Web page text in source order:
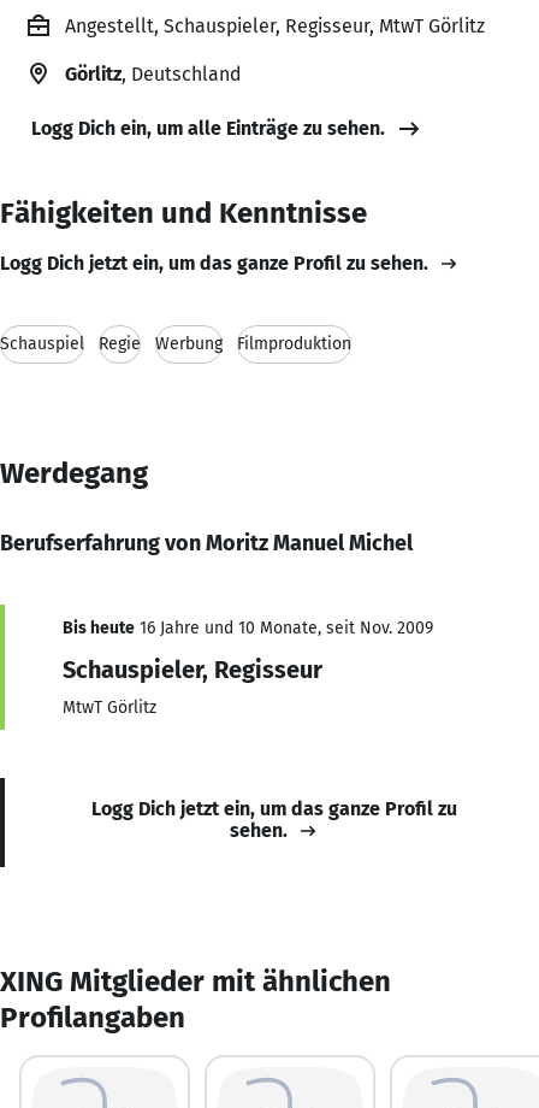
Angestellt, Schauspieler, Regisseur, MtwT Görlitz
Görlitz, Deutschland
Logg Dich ein, um alle Einträge zu sehen.
Fähigkeiten und Kenntnisse
Logg Dich jetzt ein, um das ganze Profil zu sehen.
Schauspiel Regie Werbung Filmproduktion
Werdegang
Berufserfahrung von Moritz Manuel Michel
Bis heute 16 Jahre und 10 Monate, seit Nov. 2009
Schauspieler, Regisseur
MtwT Görlitz
Logg Dich jetzt ein, um das ganze Profil zu
sehen.
XING Mitglieder mit ähnlichen
Profilangaben